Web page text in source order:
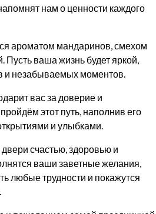
нам о ценности каждого
ароматом мандаринов, смехом
Пусть ваша жизнь будет яркой,
и незабываемых моментов.
вас за доверие и
этот путь, наполнив его
и улыбками.
счастью, здоровью и
ваши заветные желания,
любые трудности и покажутся